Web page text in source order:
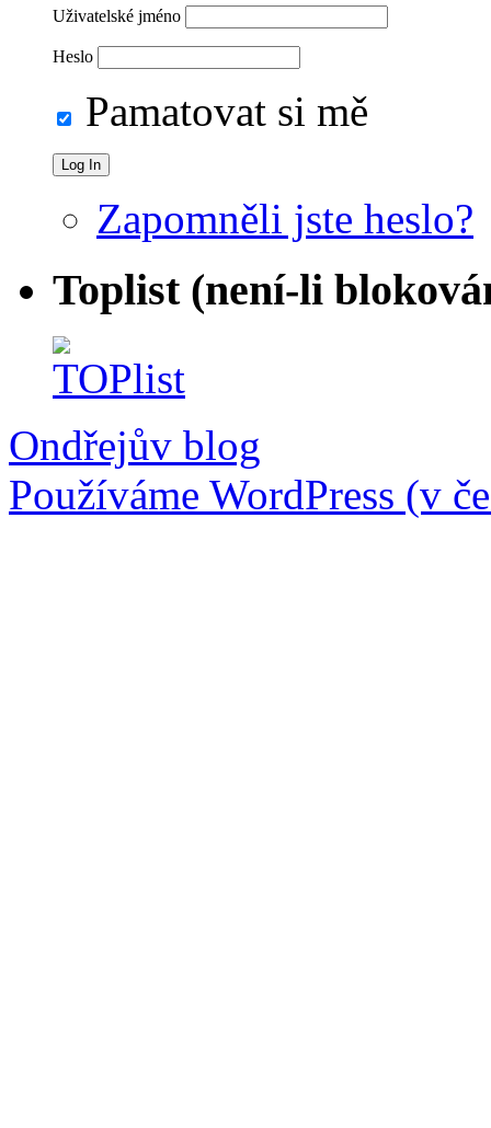
Uživatelské jméno
Heslo
Pamatovat si mě
Zapomněli jste heslo?
Toplist (není-li
Ondřejův blog
Používáme WordPress (v